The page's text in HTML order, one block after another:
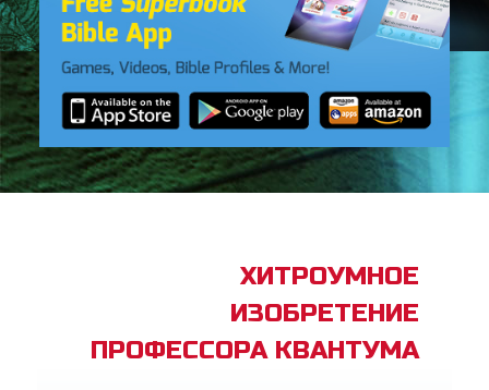
Bible App
ХИТРОУМНОЕ
ИЗОБРЕТЕНИЕ
ПРОФЕССОРА КВАНТУМА